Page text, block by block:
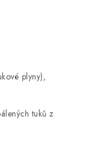
plyny),
tuků z